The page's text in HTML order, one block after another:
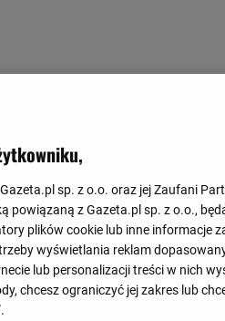
sp. z o.o. oraz jej Zaufani
powiązaną z Gazeta.pl sp. z o.o.,
plików cookie lub inne informacje
wyświetlania reklam
lub personalizacji treści w nich
chcesz ograniczyć jej zakres lub